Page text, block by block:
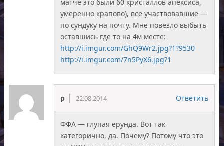
матче это были 60 кристаллов апексиса,
умеренно крапово), все участвовавшие —
по сундуку на почту. Мне повезло выбыть
оставшись где то на 4м месте:
http://i.imgur.com/GhQ9Wr2.jpg?1?9530
http://i.imgur.com/7n5PyX6.jpg?1
p 22.08.2014 Ответить
ФФА — глупая ерунда. Вот так
категорично, да. Почему? Потому что это